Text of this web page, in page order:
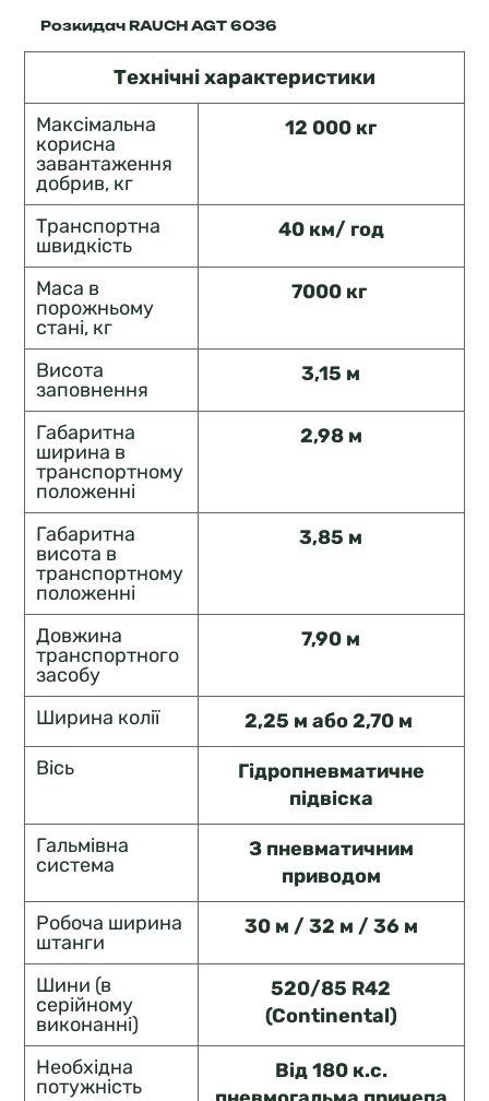
Розкидач RAUCH AGT 6036
Технічні характеристики
Максімальна
корисна
завантаження
добрив, кг
12 000 кг
Транспортна
швидкість
40 км/ год
Маса в
порожньому
стані, кг
7000 кг
Висота
заповнення
3,15 м
Габаритна
ширина в
транспортному
положенні
2,98 м
Габаритна
висота в
транспортному
положенні
3,85 м
Довжина
транспортного
засобу
7,90 м
Ширина колії
2,25 м або 2,70 м
Вісь
Гідропневматичне
підвіска
Гальмівна
система
З пневматичним
приводом
Робоча ширина
штанги
30 м / 32 м / 36 м
Шини (в
серійному
виконанні)
520/85 R42
(Continental)
Необхідна
потужність
Від 180 к.с.